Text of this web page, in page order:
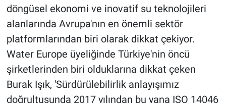
döngüsel ekonomi ve inovatif su teknolojileri
alanlarında Avrupa'nın en önemli sektör
platformlarından biri olarak dikkat çekiyor.
Water Europe üyeliğinde Türkiye'nin öncü
şirketlerinden biri olduklarına dikkat çeken
Burak Işık, 'Sürdürülebilirlik anlayışımız
doğrultusunda 2017 yılından bu yana ISO 14046